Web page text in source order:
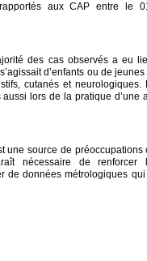
aux CAP entre le
des cas observés a eu
d’enfants ou de
cutanés et neurologiques.
lors de la pratique d’une
une source de préoccupations
nécessaire de renforcer
de données métrologiques